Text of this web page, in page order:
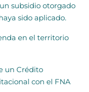
subsidio otorgado
sido aplicado.
en el territorio
un Crédito
con el FNA